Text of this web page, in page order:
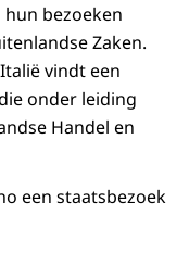
bezoeken
Zaken.
vindt een
onder leiding
Handel en
een staatsbezoek